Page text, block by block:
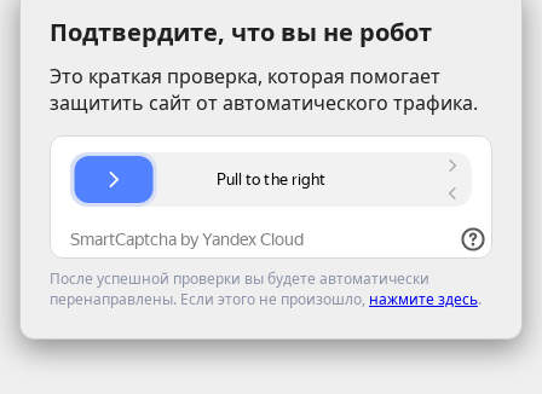
Подтвердите, что вы не робот
Это краткая проверка, которая помогает
защитить сайт от автоматического трафика.
После успешной проверки вы будете автоматически
перенаправлены. Если этого не произошло, нажмите здесь.